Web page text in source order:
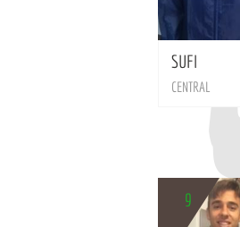
SUFI
CENTRAL
9